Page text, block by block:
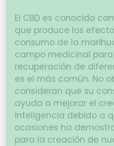
El CBD es conocido
que produce los
consumo de la
campo medicinal
recuperación de
es el más común. No
consideran que su
ayuda a mejorar el
inteligencia debido a
ocasiones ha
para la creación de